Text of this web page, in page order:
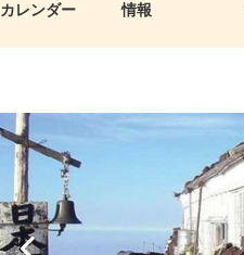
カレンダー
情報